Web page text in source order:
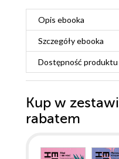
Opis ebooka
Szczegółyebooka
Dostępność produktu
Kup w
rabatem